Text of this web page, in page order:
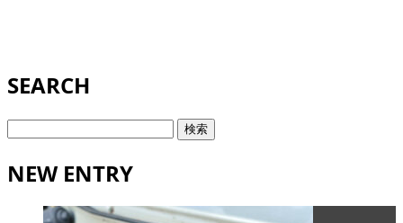
SEARCH
検
NEW ENTRY